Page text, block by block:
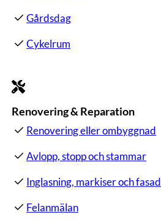
Gårdsdag
Cykelrum
Renovering & Reparation
Renovering eller ombyggnad
Avlopp, stopp och stammar
Inglasning, markiser och fasad
Felanmälan